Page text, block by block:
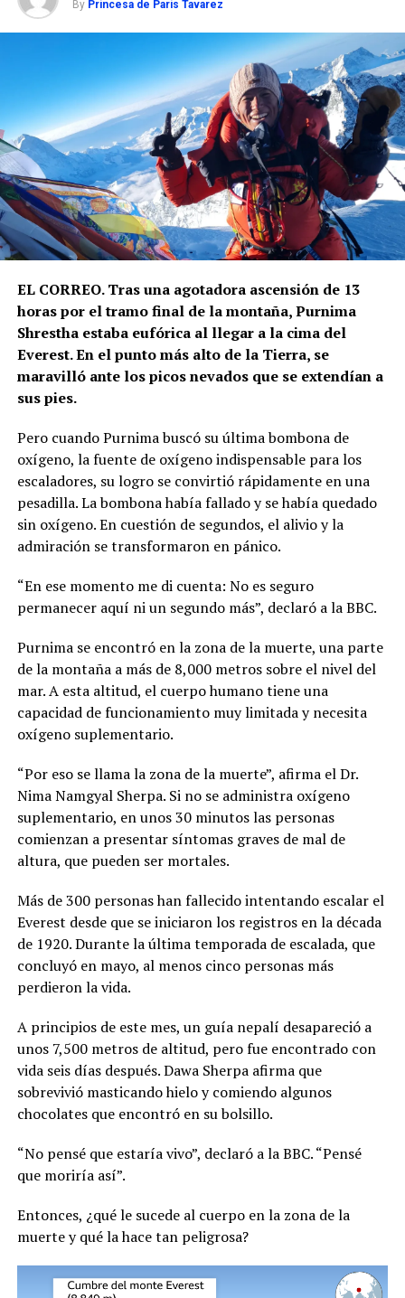
By Princesa de Paris Tavarez
EL CORREO. Tras una agotadora ascensión de 13
horas por el tramo final de la montaña, Purnima
Shrestha estaba eufórica al llegar a la cima del
Everest. En el punto más alto de la Tierra, se
maravilló ante los picos nevados que se extendían a
sus pies.
Pero cuando Purnima buscó su última bombona de
oxígeno, la fuente de oxígeno indispensable para los
escaladores, su logro se convirtió rápidamente en una
pesadilla. La bombona había fallado y se había quedado
sin oxígeno. En cuestión de segundos, el alivio y la
admiración se transformaron en pánico.
“En ese momento me di cuenta: No es seguro
permanecer aquí ni un segundo más”, declaró a la BBC.
Purnima se encontró en la zona de la muerte, una parte
de la montaña a más de 8,000 metros sobre el nivel del
mar. A esta altitud, el cuerpo humano tiene una
capacidad de funcionamiento muy limitada y necesita
oxígeno suplementario.
“Por eso se llama la zona de la muerte”, afirma el Dr.
Nima Namgyal Sherpa. Si no se administra oxígeno
suplementario, en unos 30 minutos las personas
comienzan a presentar síntomas graves de mal de
altura, que pueden ser mortales.
Más de 300 personas han fallecido intentando escalar el
Everest desde que se iniciaron los registros en la década
de 1920. Durante la última temporada de escalada, que
concluyó en mayo, al menos cinco personas más
perdieron la vida.
A principios de este mes, un guía nepalí desapareció a
unos 7,500 metros de altitud, pero fue encontrado con
vida seis días después. Dawa Sherpa afirma que
sobrevivió masticando hielo y comiendo algunos
chocolates que encontró en su bolsillo.
“No pensé que estaría vivo”, declaró a la BBC. “Pensé
que moriría así”.
Entonces, ¿qué le sucede al cuerpo en la zona de la
muerte y qué la hace tan peligrosa?